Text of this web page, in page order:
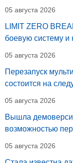
05 августа 2026
LIMIT ZERO
боевую систему и
05 августа 2026
Перезапуск
состоится на
05 августа 2026
Вышла
возможностью
05 августа 2026